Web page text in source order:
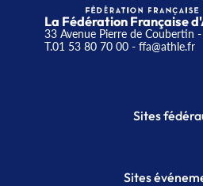
La Fédération Française
33 Avenue Pierre de Coubertin
T.01 53 80 70 00- ffa@athle.fr
Sites
Plateforme
Sites